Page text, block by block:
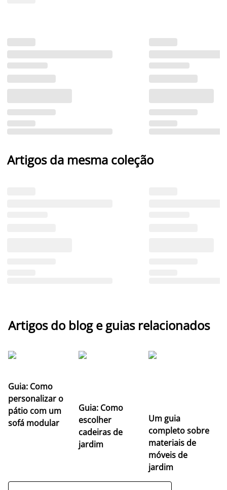
Artigos da mesma coleção
Artigos do blog e guias relacionados
Guia: Como
personalizar o
pátio com um
sofá modular
Guia: Como
escolher
cadeiras de
jardim
Um guia
completo sobre
materiais de
móveis de
jardim